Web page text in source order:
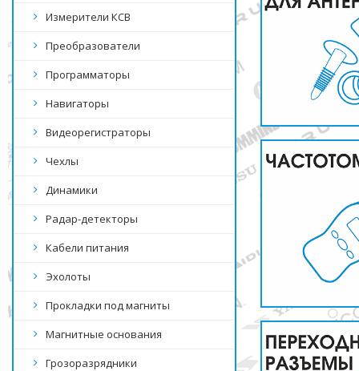
Измерители КСВ
Преобразователи
Программаторы
Навигаторы
Видеорегистраторы
Чехлы
Динамики
Радар-детекторы
Кабели питания
Эхолоты
Прокладки под магниты
Магнитные основания
Грозоразрядники